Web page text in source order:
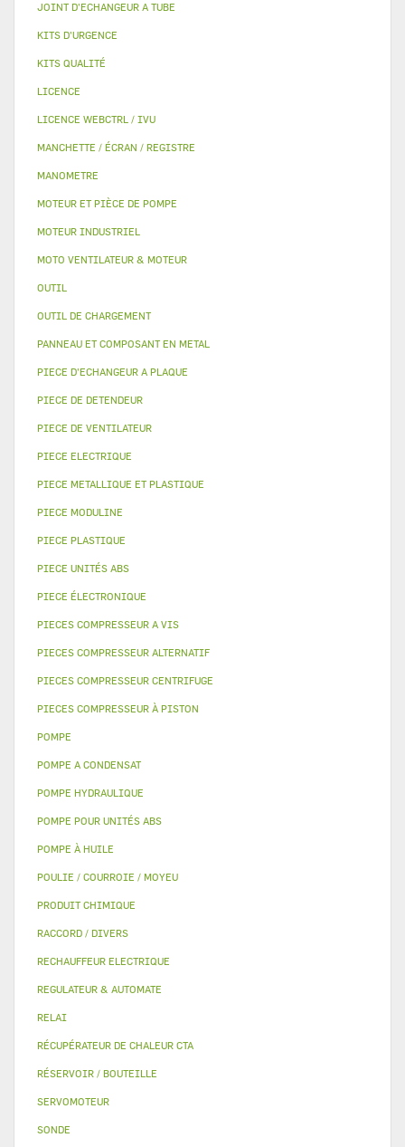
JOINT D'ECHANGEUR A TUBE
KITS D'URGENCE
KITS QUALITÉ
LICENCE
LICENCE WEBCTRL / IVU
MANCHETTE / ÉCRAN / REGISTRE
MANOMETRE
MOTEUR ET PIÈCE DE POMPE
MOTEUR INDUSTRIEL
MOTO VENTILATEUR & MOTEUR
OUTIL
OUTIL DE CHARGEMENT
PANNEAU ET COMPOSANT EN METAL
PIECE D'ECHANGEUR A PLAQUE
PIECE DE DETENDEUR
PIECE DE VENTILATEUR
PIECE ELECTRIQUE
PIECE METALLIQUE ET PLASTIQUE
PIECE MODULINE
PIECE PLASTIQUE
PIECE UNITÉS ABS
PIECE ÉLECTRONIQUE
PIECES COMPRESSEUR A VIS
PIECES COMPRESSEUR ALTERNATIF
PIECES COMPRESSEUR CENTRIFUGE
PIECES COMPRESSEUR À PISTON
POMPE
POMPE A CONDENSAT
POMPE HYDRAULIQUE
POMPE POUR UNITÉS ABS
POMPE À HUILE
POULIE / COURROIE / MOYEU
PRODUIT CHIMIQUE
RACCORD / DIVERS
RECHAUFFEUR ELECTRIQUE
REGULATEUR & AUTOMATE
RELAI
RÉCUPÉRATEUR DE CHALEUR CTA
RÉSERVOIR / BOUTEILLE
SERVOMOTEUR
SONDE